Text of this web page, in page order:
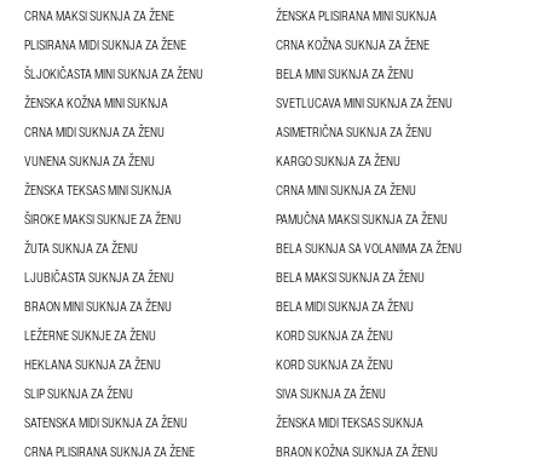
CRNA MAKSI SUKNJA ZA ŽENE
ŽENSKA PLISIRANA MINI SUKNJA
PLISIRANA MIDI SUKNJA ZA ŽENE
CRNA KOŽNA SUKNJA ZA ŽENE
ŠLJOKIČASTA MINI SUKNJA ZA ŽENU
BELA MINI SUKNJA ZA ŽENU
ŽENSKA KOŽNA MINI SUKNJA
SVETLUCAVA MINI SUKNJA ZA ŽENU
CRNA MIDI SUKNJA ZA ŽENU
ASIMETRIČNA SUKNJA ZA ŽENU
VUNENA SUKNJA ZA ŽENU
KARGO SUKNJA ZA ŽENU
ŽENSKA TEKSAS MINI SUKNJA
CRNA MINI SUKNJA ZA ŽENU
ŠIROKE MAKSI SUKNJE ZA ŽENU
PAMUČNA MAKSI SUKNJA ZA ŽENU
ŽUTA SUKNJA ZA ŽENU
BELA SUKNJA SA VOLANIMA ZA ŽENU
LJUBIČASTA SUKNJA ZA ŽENU
BELA MAKSI SUKNJA ZA ŽENU
BRAON MINI SUKNJA ZA ŽENU
BELA MIDI SUKNJA ZA ŽENU
LEŽERNE SUKNJE ZA ŽENU
KORD SUKNJA ZA ŽENU
HEKLANA SUKNJA ZA ŽENU
KORD SUKNJA ZA ŽENU
SLIP SUKNJA ZA ŽENU
SIVA SUKNJA ZA ŽENU
SATENSKA MIDI SUKNJA ZA ŽENU
ŽENSKA MIDI TEKSAS SUKNJA
CRNA PLISIRANA SUKNJA ZA ŽENE
BRAON KOŽNA SUKNJA ZA ŽENU